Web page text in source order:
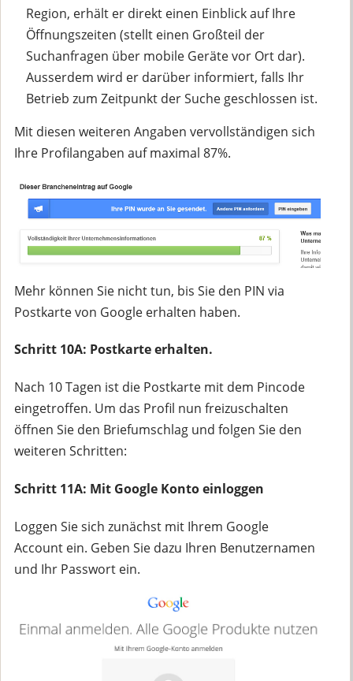
Region, erhält er direkt einen Einblick auf Ihre
Öffnungszeiten (stellt einen Großteil der
Suchanfragen über mobile Geräte vor Ort dar).
Ausserdem wird er darüber informiert, falls Ihr
Betrieb zum Zeitpunkt der Suche geschlossen ist.
Mit diesen weiteren Angaben vervollständigen sich
Ihre Profilangaben auf maximal 87%.
Mehr können Sie nicht tun, bis Sie den PIN via
Postkarte von Google erhalten haben.
Schritt 10A: Postkarte erhalten.
Nach 10 Tagen ist die Postkarte mit dem Pincode
eingetroffen. Um das Profil nun freizuschalten
öffnen Sie den Briefumschlag und folgen Sie den
weiteren Schritten:
Schritt 11A: Mit Google Konto einloggen
Loggen Sie sich zunächst mit Ihrem Google
Account ein. Geben Sie dazu Ihren Benutzernamen
und Ihr Passwort ein.